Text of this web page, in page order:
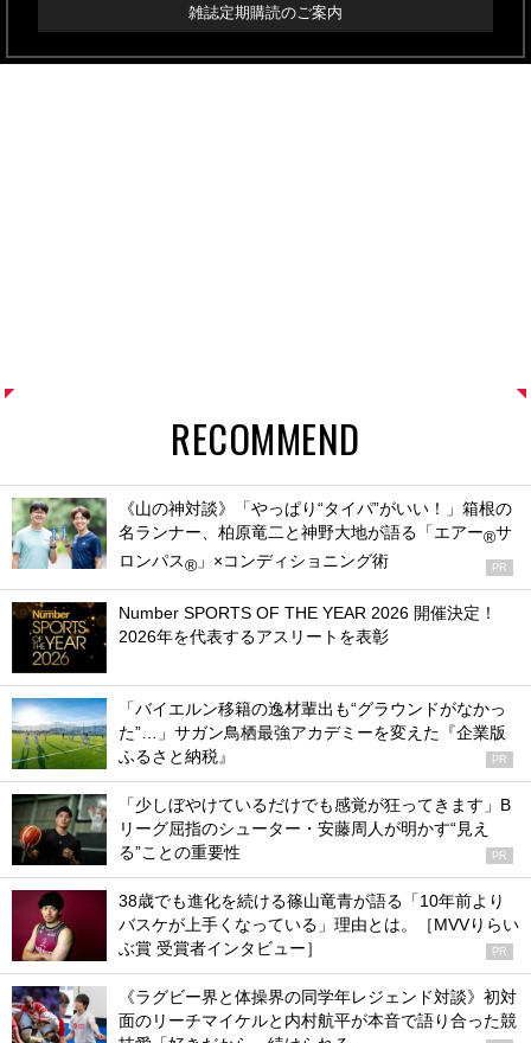
雑誌定期購読のご案内
RECOMMEND
《山の神対談》「やっぱり“タイパ”がいい！」箱根の
名ランナー、柏原竜二と神野大地が語る「エアー®サ
ロンパス® 」×コンディショニング術 PR
Number SPORTS OF THE YEAR 2026 開催決定！
2026年を代表するアスリートを表彰
「バイエルン移籍の逸材輩出も“グラウンドがなかっ
た”…」サガン鳥栖最強アカデミーを変えた『企業版
ふるさと納税』
PR
「少しぼやけているだけでも感覚が狂ってきます」B
リーグ屈指のシューター・安藤周人が明かす“見え
る”ことの重要性
PR
38歳でも進化を続ける篠山竜青が語る「10年前より
バスケが上手くなっている」理由とは。［MVVりらい
ぶ賞 受賞者インタビュー］
PR
《ラグビー界と体操界の同学年レジェンド対談》初対
面のリーチマイケルと内村航平が本音で語り合った競